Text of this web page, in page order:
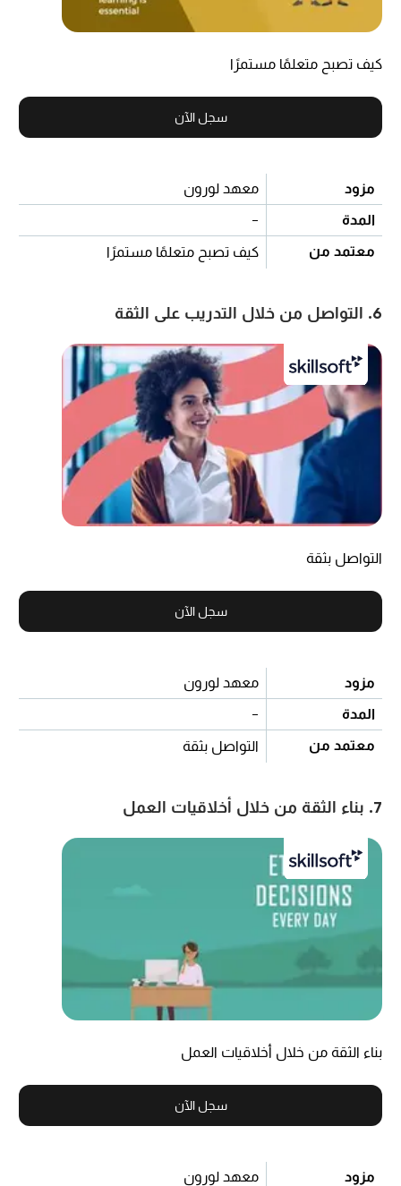
كيف تصبح متعلمًا مستمرًا
سجل الآن
مزود
معهد لورون
المدة
-
معتمد من
كيف تصبح متعلمًا مستمرًا
6. التواصل من خلال التدريب على الثقة
التواصل بثقة
سجل الآن
مزود
معهد لورون
المدة
-
معتمد من
التواصل بثقة
7. بناء الثقة من خلال أخلاقيات العمل
بناء الثقة من خلال أخلاقيات العمل
سجل الآن
مزود
معهد لورون